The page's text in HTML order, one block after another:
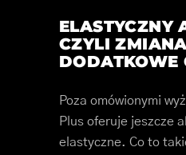
ELASTYCZNY
CZYLI
DODATKOWE
Poza omówionymi
Plus oferuje jeszcze
elastyczne. Co to